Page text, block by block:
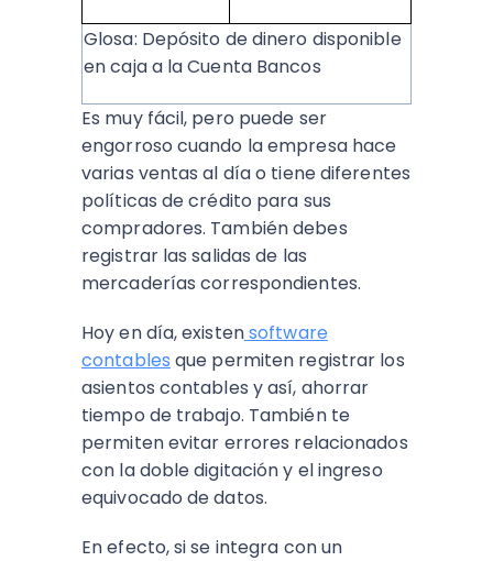
Glosa: Depósito de dinero disponible
en caja a la Cuenta Bancos
Es muy fácil, pero puede ser
engorroso cuando la empresa hace
varias ventas al día o tiene diferentes
políticas de crédito para sus
compradores. También debes
registrar las salidas de las
mercaderías correspondientes.
Hoy en día, existensoftware
contables que permiten registrar los
asientos contables y así, ahorrar
tiempo de trabajo. También te
permiten evitar errores relacionados
con la doble digitación y el ingreso
equivocado de datos.
En efecto, si se integra con un